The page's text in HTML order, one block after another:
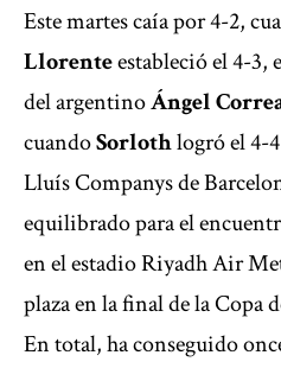
Este martes caía por 4-2,
Llorenteestableció el 4-3,
del argentinoÁngel
cuandoSorlothlogró el 4-
Lluís Companys de
equilibrado para el
en el estadio Riyadh Air
plaza en la final de la Copa
En total, ha conseguido